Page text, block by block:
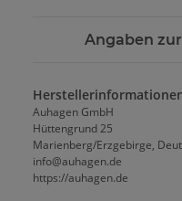
Angaben
Auhagen GmbH
Hüttengrund 25
Marienberg/Erzgebirge,
info@auhagen.de
https://auhagen.de